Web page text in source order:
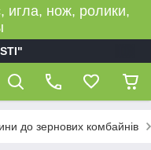
игла, нож, ролики,
до зернових комбайнів